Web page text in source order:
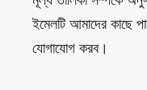
ইমেলটি আমাদের কাছে
যোগাযোগ করব।